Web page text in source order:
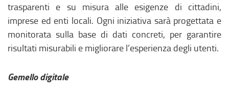
trasparenti e su misura alle esigenze di cittadini,
imprese ed enti locali. Ogni iniziativa sarà progettata e
monitorata sulla base di dati concreti, per garantire
risultati misurabili e migliorare l’esperienza degli utenti.
Gemello digitale